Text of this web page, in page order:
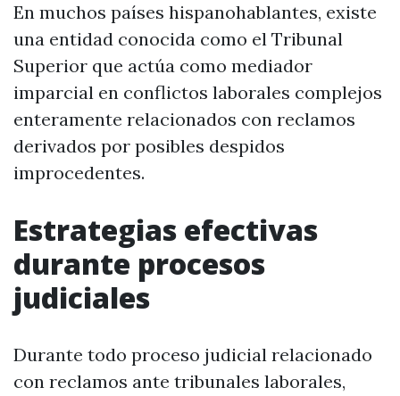
En muchos países hispanohablantes, existe
una entidad conocida como el Tribunal
Superior que actúa como mediador
imparcial en conflictos laborales complejos
enteramente relacionados con reclamos
derivados por posibles despidos
improcedentes.
Estrategias efectivas
durante procesos
judiciales
Durante todo proceso judicial relacionado
con reclamos ante tribunales laborales,